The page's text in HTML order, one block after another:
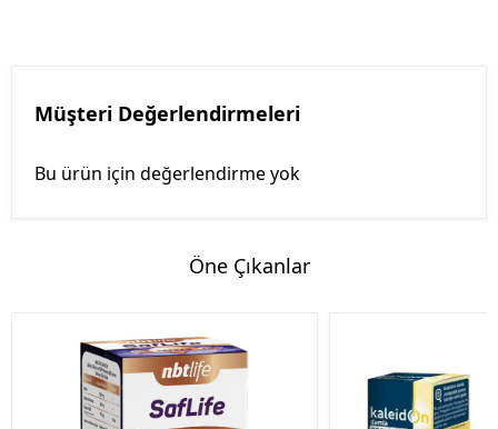
Müşteri Değerlendirmeleri
Bu ürün için değerlendirme yok
Öne Çıkanlar